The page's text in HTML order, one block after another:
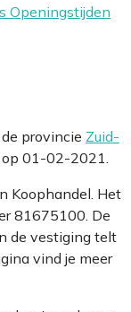
Openingstijden
provincie Zuid-
op 01-02-2021.
Koophandel. Het
81675100. De
de vestiging telt
vind je meer